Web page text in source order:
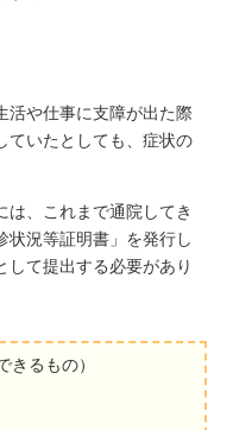
活や仕事に支障が出た際
ていたとしても、症状の
は、これまで通院してき
状況等証明書」を発行し
して提出する必要があり
きるもの）